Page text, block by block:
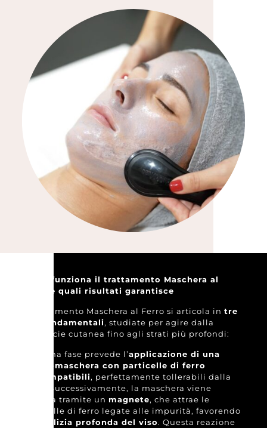
Come funziona il trattamento Maschera al
Ferro e quali risultati garantisce
Il trattamento Maschera al Ferro si articola in tre
fasi fondamentali, studiate per agire dalla
superficie cutanea fino agli strati più profondi:
La prima fase prevede l’applicazione di una
crema-maschera con particelle di ferro
biocompatibili, perfettamente tollerabili dalla
pelle. Successivamente, la maschera viene
rimossa tramite un magnete, che attrae le
particelle di ferro legate alle impurità, favorendo
pulizia profonda del viso. Questa reazione